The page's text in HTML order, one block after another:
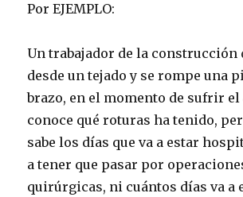
Por EJEMPLO:
Un trabajador de la construcción
desde un tejado y se rompe una
brazo, en el momento de sufrir el
conoce qué roturas ha tenido,
sabe los días que va a estar
a tener que pasar por
quirúrgicas, ni cuántos días va a